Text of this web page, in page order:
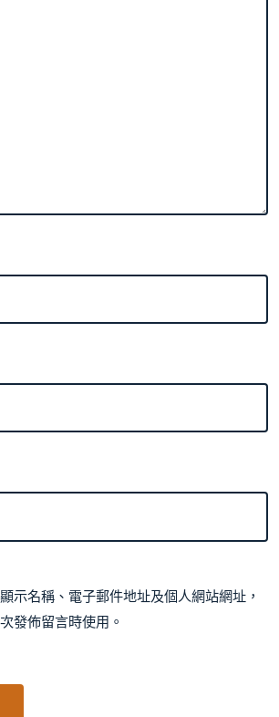
示名稱、電子郵件地址及個人網站網址，
發佈留言時使用。